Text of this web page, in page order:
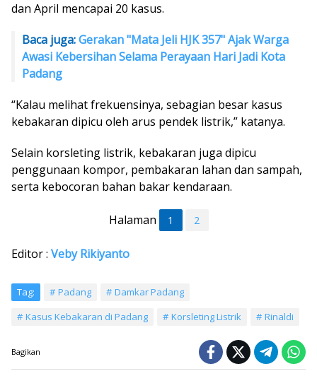
dan April mencapai 20 kasus.
Baca juga:Gerakan "Mata Jeli HJK 357" Ajak Warga
Awasi Kebersihan Selama Perayaan Hari Jadi Kota
Padang
“Kalau melihat frekuensinya, sebagian besar kasus
kebakaran dipicu oleh arus pendek listrik,” katanya.
Selain korsleting listrik, kebakaran juga dipicu
penggunaan kompor, pembakaran lahan dan sampah,
serta kebocoran bahan bakar kendaraan.
Halaman 1 2
Editor : Veby Rikiyanto
Tag: Padang
Damkar Padang
Kasus Kebakaran di Padang
Korsleting Listrik Rinaldi
Bagikan